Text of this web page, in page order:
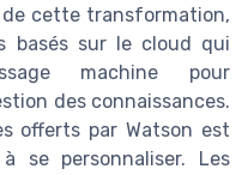
de cette transformation,
basés sur le cloud qui
machine pour
des connaissances.
offerts par Watson est
se personnaliser. Les